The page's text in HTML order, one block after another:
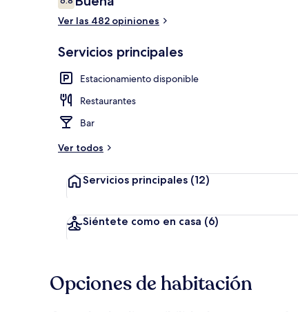
6.8 de 10,
Ver las 482 opiniones
Servicios principales
Estacionamiento disponible
Restaurantes
Bar
Ver todos
Servicios principales (12)
Siéntete como en casa (6)
Opciones de habitación